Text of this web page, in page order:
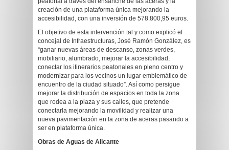
creación de una plataforma única mejorando la
accesibilidad, con una inversión de 578.800,95 euros.
El objetivo de esta intervención tal y como explicó el
concejal de Infraestructuras, José Ramón González, es
“ganar nuevas áreas de descanso, zonas verdes,
mobiliario, alumbrado, mejorar la accesibilidad,
conectar los itinerarios peatonales en pleno centro y
modernizar para los vecinos un lugar emblemático de
encuentro de la ciudad situado”. Así como persigue
mejorar la distribución de espacios en toda la zona
que rodea a la plaza y sus calles, que pretende
conectarla mejorando la movilidad y realizar una
nueva pavimentación en la zona de aceras pasando a
ser en plataforma única.
Obras de Aguas de Alicante